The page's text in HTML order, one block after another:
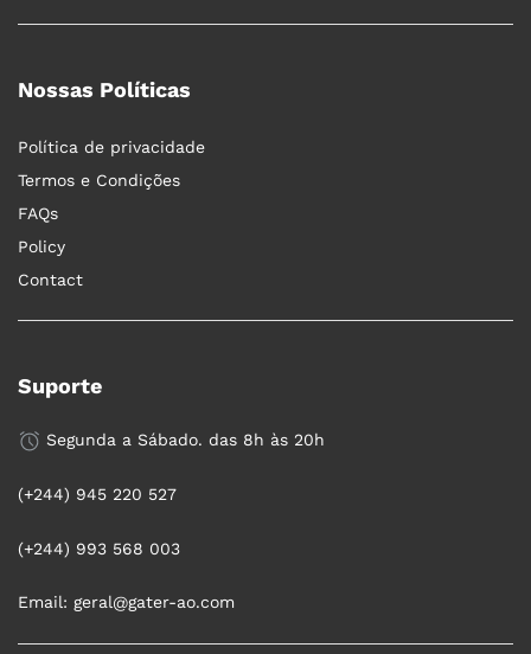
Nossas Políticas
Política de privacidade
Termos e Condições
FAQs
Policy
Contact
Suporte
Segunda a Sábado. das 8h às 20h
(+244) 945 220 527
(+244) 993 568 003
Email: geral@gater-ao.com